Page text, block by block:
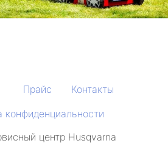
Прайс
Контакты
конфиденциальности
центр Husqvarna